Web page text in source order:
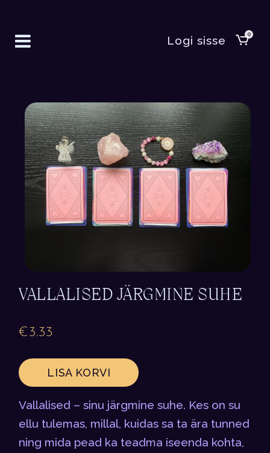
Logi sisse 0
VALLALISED JÄRGMINE SUHE
€3.33
LISA KORVI
Vallalised – sinu järgmine suhe. Kes on su
ellu tulemas, millal, kuidas sa ta ära tunned
ning mida pead ka teadma iseenda kohta,